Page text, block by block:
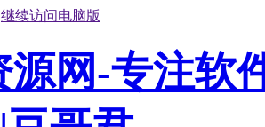
继续访问电脑版